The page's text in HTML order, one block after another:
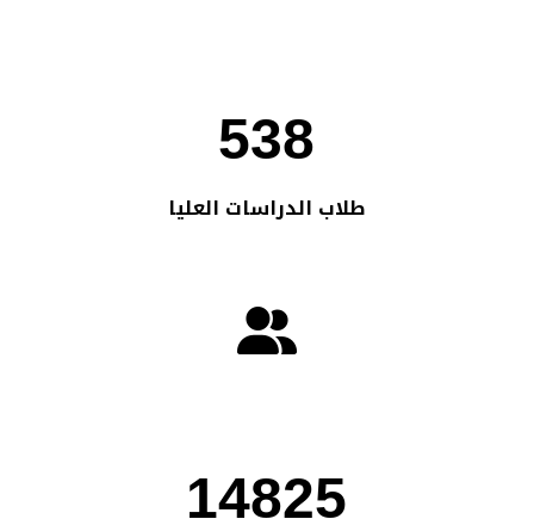
538
طلاب الدراسات العليا